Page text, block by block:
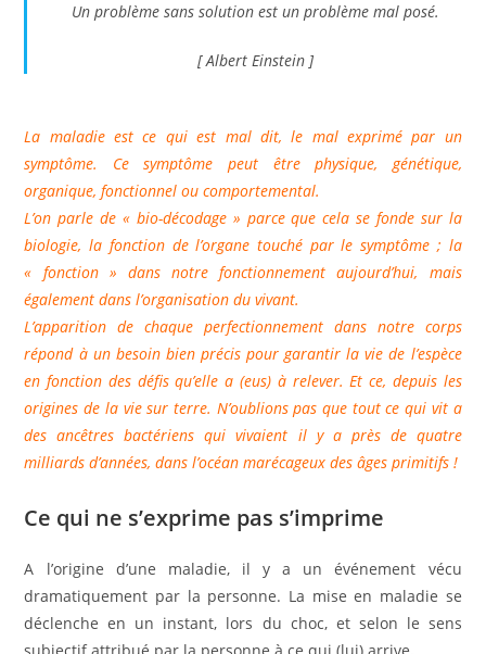
Un problème sans solution est un problème mal posé.
[ Albert Einstein ]
La maladie est ce qui est mal dit, le mal exprimé par un
symptôme. Ce symptôme peut être physique, génétique,
organique, fonctionnel ou comportemental.
L’on parle de « bio-décodage » parce que cela se fonde sur la
biologie, la fonction de l’organe touché par le symptôme ; la
« fonction » dans notre fonctionnement aujourd’hui, mais
également dans l’organisation du vivant.
L’apparition de chaque perfectionnement dans notre corps
répond à un besoin bien précis pour garantir la vie de l’espèce
en fonction des défis qu’elle a (eus) à relever. Et ce, depuis les
origines de la vie sur terre. N’oublions pas que tout ce qui vit a
des ancêtres bactériens qui vivaient il y a près de quatre
milliards d’années, dans l’océan marécageux des âges primitifs !
Ce qui ne s’exprime pas s’imprime
A l’origine d’une maladie, il y a un événement vécu
dramatiquement par la personne. La mise en maladie se
déclenche en un instant, lors du choc, et selon le sens